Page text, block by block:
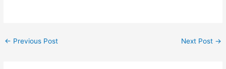
← Previous Post Next Post →